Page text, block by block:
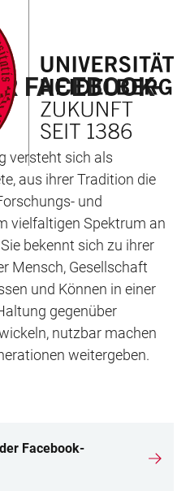
FACEBOOK-
versteht sich als
aus ihrer Tradition die
und
vielfaltigen Spektrum an
bekennt sich zu ihrer
Mensch, Gesellschaft
und Können in einer
gegenüber
nutzbar machen
weitergeben.
Facebook-